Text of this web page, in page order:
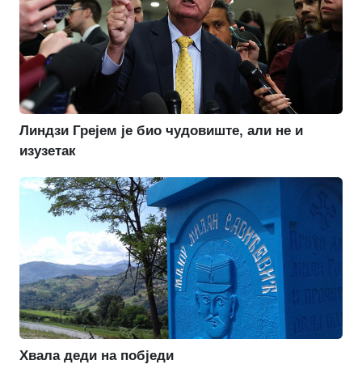
Линдзи Грејем је био чудовиште, али не и
изузетак
Хвала деди на побједи